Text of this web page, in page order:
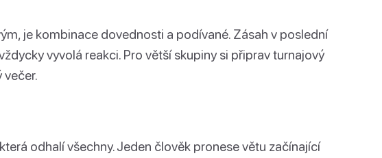
je kombinace dovednosti a podívané. Zásah v poslední
vyvolá reakci. Pro větší skupiny si připrav turnajový
večer.
odhalí všechny. Jeden člověk pronese větu začínající